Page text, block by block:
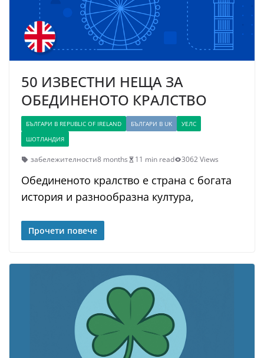
50 ИЗВЕСТНИ НЕЩА ЗА
ОБЕДИНЕНОТО КРАЛСТВО
БЪЛГАРИ В REPUBLIC OF IRELAND БЪЛГАРИ В UK
УЕЛС
ШОТЛАНДИЯ
забележителности8 months 11 min read 3062 Views
Обединеното кралство е страна с богата
история и разнообразна култура,
Прочети повече